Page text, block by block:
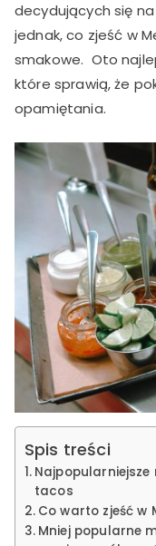
decydujących się
jednak, co zjeść w
smakowe. Oto
które sprawią, że
opamiętania.
Spis treści
tacos
Co warto zjeść w
Mniej popularne